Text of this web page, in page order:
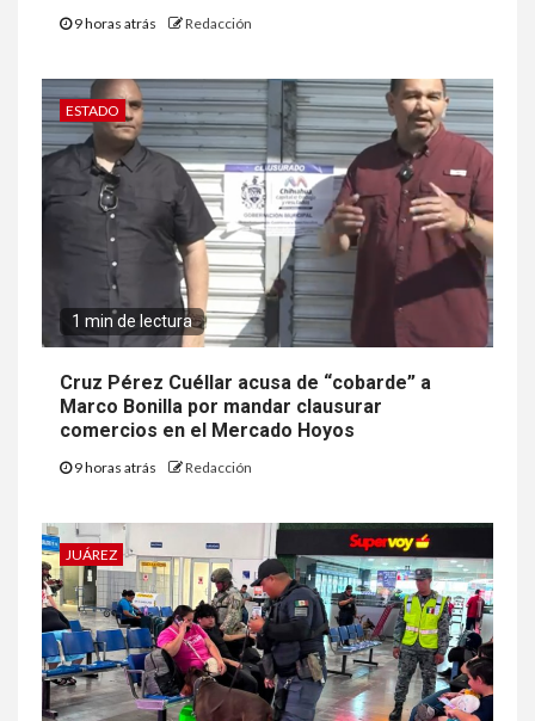
9 horas atrás Redacción
ESTADO
1 min de lectura
Cruz Pérez Cuéllar acusa de “cobarde” a
Marco Bonilla por mandar clausurar
comercios en el Mercado Hoyos
9 horas atrás Redacción
JUÁREZ